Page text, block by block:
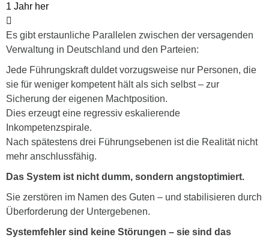
1 Jahr her
Es gibt erstaunliche Parallelen zwischen der versagenden
Verwaltung in Deutschland und den Parteien:
Jede Führungskraft duldet vorzugsweise nur Personen, die
sie für weniger kompetent hält als sich selbst – zur
Sicherung der eigenen Machtposition.
Dies erzeugt eine regressiv eskalierende
Inkompetenzspirale.
Nach spätestens drei Führungsebenen ist die Realität nicht
mehr anschlussfähig.
Das System ist nicht dumm, sondern angstoptimiert.
Sie zerstören im Namen des Guten – und stabilisieren durch
Überforderung der Untergebenen.
Systemfehler sind keine Störungen – sie sind das